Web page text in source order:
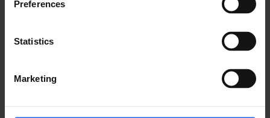
Preferences
Statistics
Marketing
of the printing and
typesetting
industry